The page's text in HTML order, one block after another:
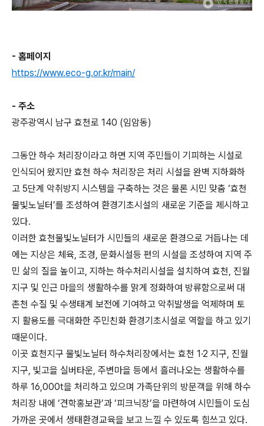
- 홈페이지
https://www.eco-g.or.kr/main/
- 주소
광주광역시 남구 효천로 140 (임암동)
그동안 하수 처리장이라고 하면 지역 주민들이 기피하는 시설로
인식되어 왔지만 효천 하수 처리장은 처리 시설을 완벽 지하화하
고 5단계 악취방지 시스템을 구축하는 것은 물론 시민 맞춤 ‘효천
물빛노닐터’를 조성하여 환경기초시설의 새로운 기준을 제시하고
있다.
이러한 효천물빛노닐터가 시민들의 새로운 환경으로 거듭나는 데
에는 지상은 체육, 조경, 문화시설등 편의 시설을 조성하여 지역 주
민 삶의 질을 높이고, 지하는 하수처리시설을 설치하여 효천, 진월
지구 및 인근 마을의 생활하수를 맑게 정화하여 방류함으로써 대
촌천 수질 및 수생태계 보전에 기여하고 악취발생을 억제하며 토
지 활용도를 극대화한 주민친화 환경기초시설로 역할을 하고 있기
때문이다.
이곳 효천지구 물빛노닐터 하수처리장에서는 효천 1·2 지구, 진월
지구, 빛고을 실버타운, 주변마을 등에서 흘러나오는 생활하수를
하루 16,000t을 처리하고 있으며 가족단위의 방문객을 위해 하수
처리장 내에 ‘견학홍보관’과 ‘피크닉장’을 마련하여 시민들이 도심
가까운 곳에서 생태환경교육을 보고 느낄 수 있도록 힘쓰고 있다.